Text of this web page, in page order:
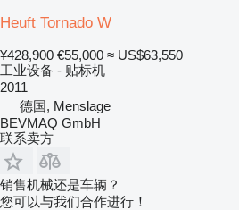
Heuft Tornado W
¥428,900 €55,000 ≈ US$63,550
工业设备 - 贴标机
2011
德国, Menslage
BEVMAQ GmbH
联系卖方
销售机械还是车辆？
您可以与我们合作进行！